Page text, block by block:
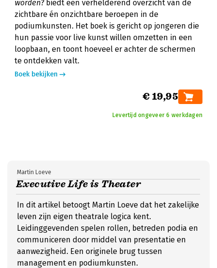
worden? biedt een verhelderend overzicht van de
zichtbare én onzichtbare beroepen in de
podiumkunsten. Het boek is gericht op jongeren die
hun passie voor live kunst willen omzetten in een
loopbaan, en toont hoeveel er achter de schermen
te ontdekken valt.
Boek bekijken
€ 19,95
Levertijd ongeveer 6 werkdagen
Executive Life is Theater
Martin Loeve
In dit artikel betoogt Martin Loeve dat het zakelijke
leven zijn eigen theatrale logica kent.
Leidinggevenden spelen rollen, betreden podia en
communiceren door middel van presentatie en
aanwezigheid. Een originele brug tussen
management en podiumkunsten.